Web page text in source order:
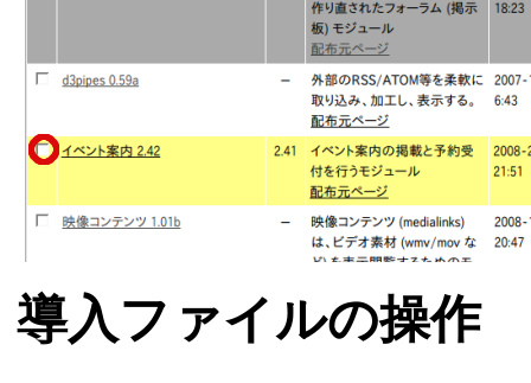
導入ファイルの操作